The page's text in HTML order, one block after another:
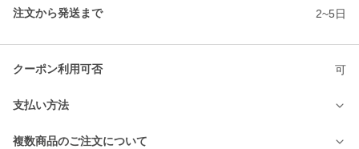
注文から発送まで 2~5日
クーポン利用可否 可
支払い方法
複数商品のご注文について